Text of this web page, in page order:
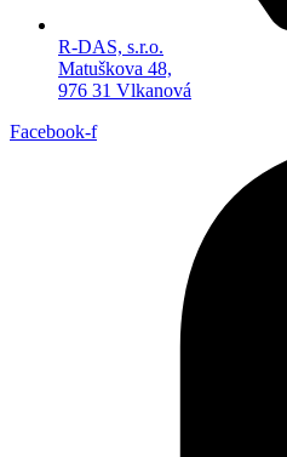
R-DAS, s.r.o.
Matuškova 48,
976 31 Vlkanová
Facebook-f